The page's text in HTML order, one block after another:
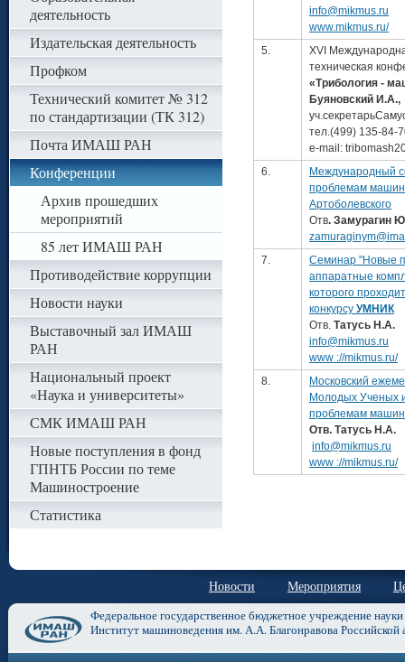
info@mikmus.ru
www.mikmus.ru/
5.
XVI
техническая
«Трибология -
Буяновский И.А.,
тел.(499) 135-84-
e-mail:
6.
Международный
проблемам
Артоболевского
Отв. Замурагин
7.
Семинар "Новые
аппаратные
которого
конкурсу УМНИК
Отв. Татусь Н.А.
info@mikmus.ru
www ://mikmus.ru/
8.
Московский
Молодых Ученых
проблемам
Отв. Татусь Н.А.
info@mikmus.ru
www ://mikmus.ru/
деятельность
Издательская деятельность
Профком
Технический комитет № 312
по стандартизации (ТК 312)
Почта ИМАШ РАН
Конференции
Архив прошедших
мероприятий
85 лет ИМАШ РАН
Противодействие коррупции
Новости науки
Выставочный зал ИМАШ
РАН
Национальный проект
«Наука и университеты»
СМК ИМАШ РАН
Новые поступления в фонд
ГПНТБ России по теме
Машиностроение
Статистика
Новости Мероприятия
Федеральное государственное бюджетное учреждение науки
Институт машиноведения им. А.А. Благонравова Российской